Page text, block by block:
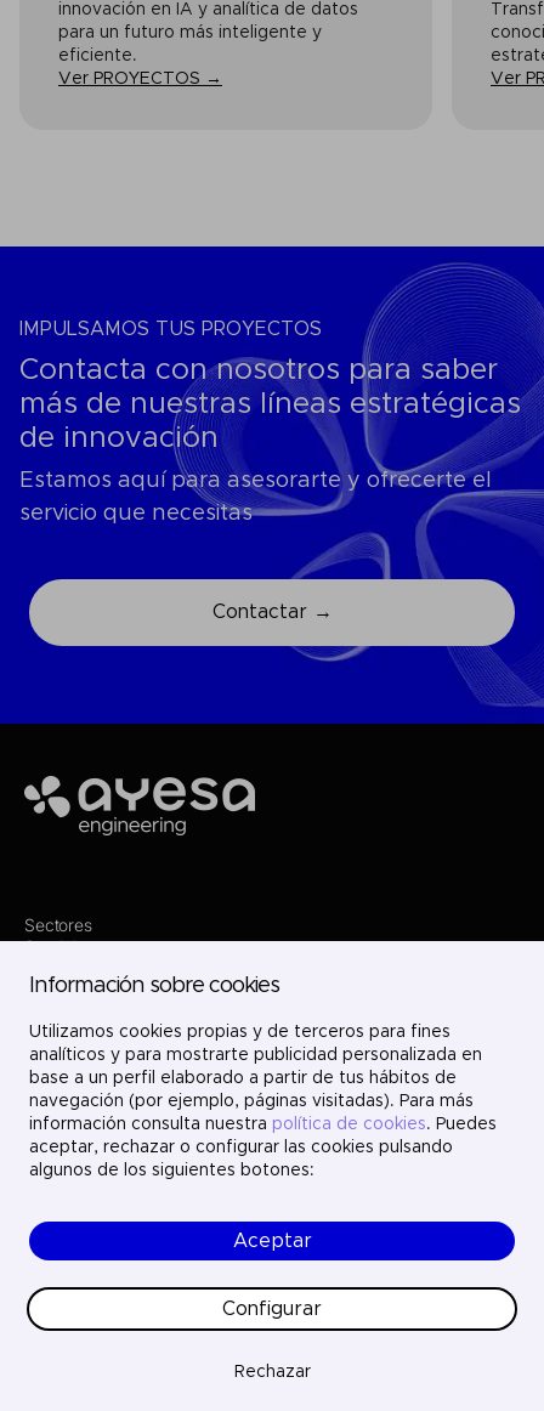
innovación en IA y analítica de datos
para un futuro más inteligente y
eficiente.
Ver PROYECTOS →
Ver
IMPULSAMOS TUS PROYECTOS
Contacta con nosotros para saber
más de nuestras líneas estratégicas
de innovación
Estamos aquí para asesorarte y ofrecerte el
servicio que necesitas
Contactar →
Ayesa
Sectores
Servicios
Proyectos
Únete
Contacto
LinkedIn
X
Instagram
YouTube
© Ayesa Engineering. Todos los derechos reservados.
Política de cookies
Política de privacidad
Ética y cumplimiento
Información sobre cookies
Utilizamos cookies propias y de terceros para fines
analíticos y para mostrarte publicidad personalizada en
base a un perfil elaborado a partir de tus hábitos de
navegación (por ejemplo, páginas visitadas). Para más
información consulta nuestra política de cookies. Puedes
aceptar, rechazar o configurar las cookies pulsando
algunos de los siguientes botones:
Aceptar
Configurar
Rechazar